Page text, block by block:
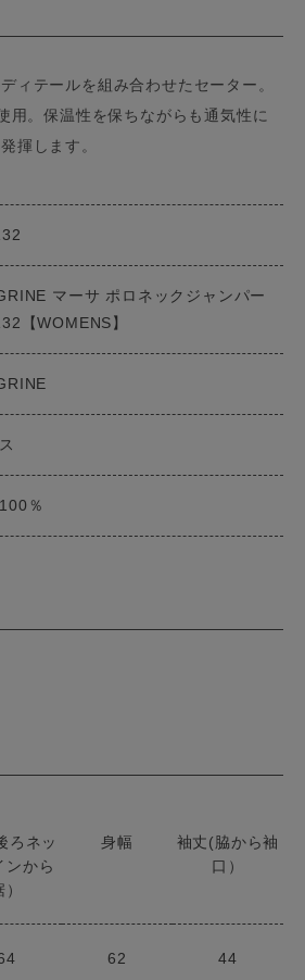
ィテールを組み合わせたセーター。
用。保温性を保ちながらも通気性に
揮します。
マーサ ポロネックジャンパー
【WOMENS】
％
ろネッ
ンから
身幅
袖丈(脇から袖
口）
62 44